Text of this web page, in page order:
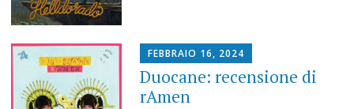
FEBBRAIO 16, 2024
Duocane: recensione di
rAmen